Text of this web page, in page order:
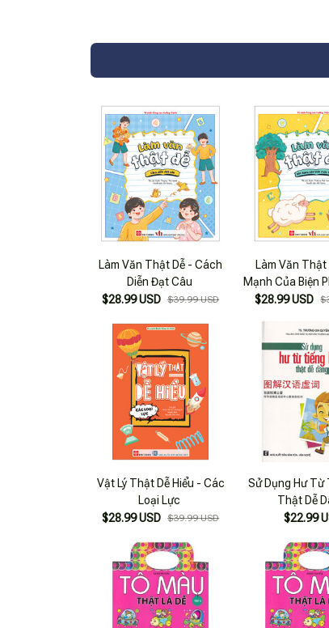
Làm Văn Thật Dễ - Cách
Diễn Đạt Câu
$28.99 USD $39.99 USD
Làm Văn Thật
Mạnh Của Biện
$28.99 USD
Vật Lý Thật Dễ Hiểu - Các
Loại Lực
$28.99 USD $39.99 USD
Sử Dụng Hư Từ
Thật Dễ
$22.99